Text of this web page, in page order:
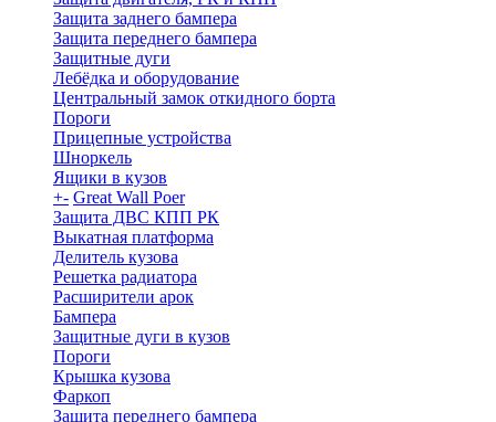
Защита заднего бампера
Защита переднего бампера
Защитные дуги
Лебёдка и оборудование
Центральный замок откидного борта
Пороги
Прицепные устройства
Шноркель
Ящики в кузов
+- Great Wall Poer
Защита ДВС КПП РК
Выкатная платформа
Делитель кузова
Решетка радиатора
Расширители арок
Бампера
Защитные дуги в кузов
Пороги
Крышка кузова
Фаркоп
Защита переднего бампера